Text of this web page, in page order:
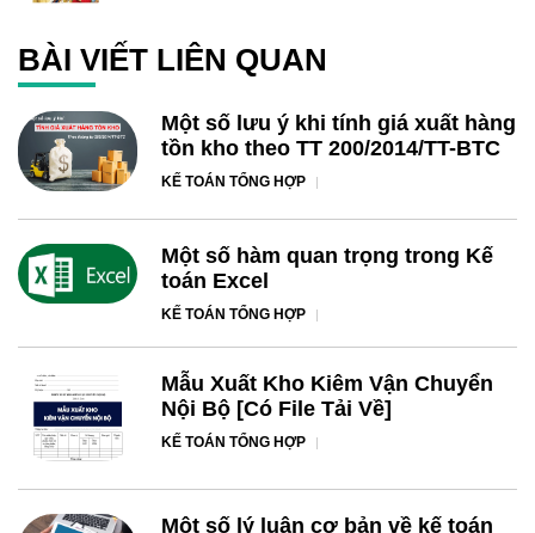
BÀI VIẾT LIÊN QUAN
Một số lưu ý khi tính giá xuất hàng
tồn kho theo TT 200/2014/TT-BTC
KẾ TOÁN TỔNG HỢP
Một số hàm quan trọng trong Kế
toán Excel
KẾ TOÁN TỔNG HỢP
Mẫu Xuất Kho Kiêm Vận Chuyển
Nội Bộ [Có File Tải Về]
KẾ TOÁN TỔNG HỢP
Một số lý luận cơ bản về kế toán